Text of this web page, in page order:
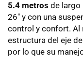
5.4 metros de largo
26" y con una
control y confort. Al
estructura del eje
por lo que su